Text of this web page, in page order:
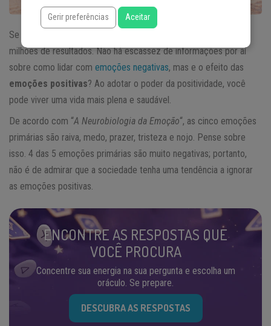
Se você pesquisar “emoções negativas” no Google, encontrará
milhões de resultados. Não há escassez de informações por aí
sobre como lidar com emoções negativas, mas e o efeito das
emoções positivas? Ao adotar o poder da positividade, você
pode viver uma vida mais plena e saudável.
De acordo com “A Neurobiologia da Emoção“, as cinco emoções
primárias são raiva, medo, prazer, tristeza e nojo. Pense sobre
isso. 4 das 5 emoções primárias são muito negativas; portanto,
não é de admirar que a sociedade tenha uma tendência a ignorar
as emoções positivas.
ENCONTRE AS RESPOSTAS QUE
VOCÊ PROCURA
Concentre sua energia na sua pergunta e escolha um
oráculo. Se prepare.
DESCUBRA AS RESPOSTAS
Gerir preferências Aceitar